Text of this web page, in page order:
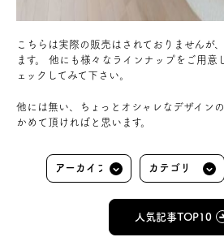
こちらは実際の販売はされておりませんが
ます。 他にも様々なラインナップをご用意
ェックしてみて下さい。
他には無い、ちょっとオシャレなデザイン
かめて頂ければと思います。
人気記事TOP10